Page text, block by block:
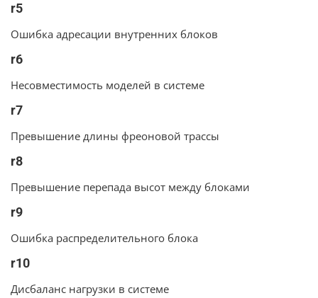
r5
Ошибка адресации внутренних блоков
r6
Несовместимость моделей в системе
r7
Превышение длины фреоновой трассы
r8
Превышение перепада высот между блоками
r9
Ошибка распределительного блока
r10
Дисбаланс нагрузки в системе